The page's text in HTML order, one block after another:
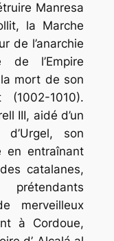
Manresa
la Marche
de l’anarchie
l’Empire
mort de son
1010).
III, aidé d’un
d’Urgel, son
en entraînant
catalanes,
merveilleux
à Cordoue,